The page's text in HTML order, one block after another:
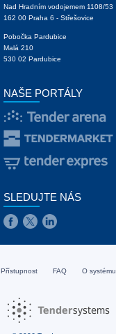
Nad Hradním vodojemem 1108/53
162 00 Praha 6 - Střešovice
Pobočka Pardubice
Malá 210
530 02 Pardubice
NAŠE PORTÁLY
SLEDUJTE NÁS
Přístupnost FAQ O systému